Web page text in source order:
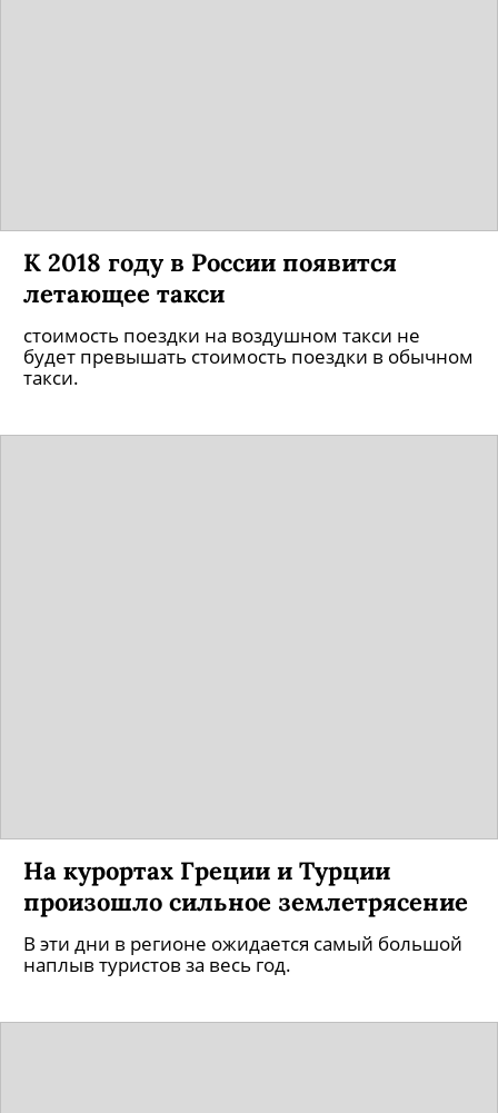
К 2018 году в России появится
летающее такси
стоимость поездки на воздушном такси не
будет превышать стоимость поездки в обычном
такси.
На курортах Греции и Турции
произошло сильное землетрясение
В эти дни в регионе ожидается самый большой
наплыв туристов за весь год.